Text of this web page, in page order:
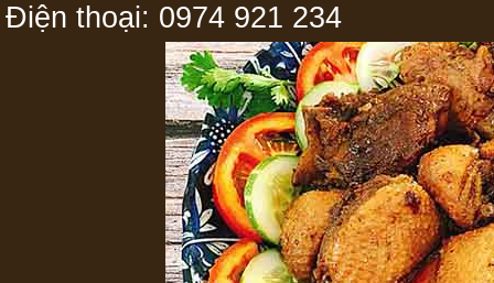
Điện thoại: 0974 921 234